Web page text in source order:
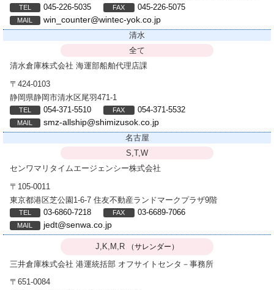
045-226-5035
045-226-5075
win_counter@wintec-yok.co.jp
清水
全て
清水倉庫株式会社 海運部船舶代理店課
〒424-0103
静岡県静岡市清水区尾羽471-1
054-371-5510
054-371-5532
smz-allship@shimizusok.co.jp
名古屋
S,T,W
センワマリタイムエージェンシー株式会社
〒105-0011
東京都港区芝公園1-6-7 住友不動産ランドマークプラザ9階
03-6860-7218
03-6689-7066
jedt@senwa.co.jp
J,K,M,R （サレンダー）
三井倉庫株式会社 港運統括部 オフサイトセンタ－事務所
〒651-0084